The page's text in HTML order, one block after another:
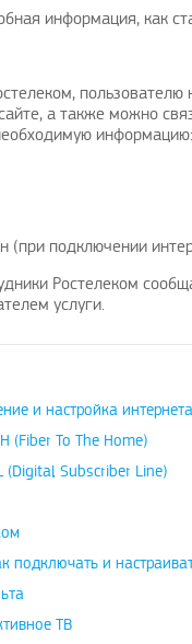
информация, как
а также можно
информацию:
(при подключении
Ростелеком
услуги.
и настройка интернета
(Fiber To The Home)
(Digital Subscriber Line)
подключать и
ТВ